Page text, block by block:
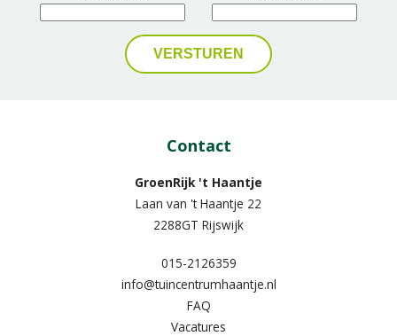
Contact
GroenRijk 't Haantje
Laan van 't Haantje 22
2288GT Rijswijk
015-2126359
info@tuincentrumhaantje.nl
FAQ
Vacatures